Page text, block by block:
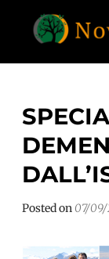
NOVILUNIO
Un aiuto
Posted on 07/09/